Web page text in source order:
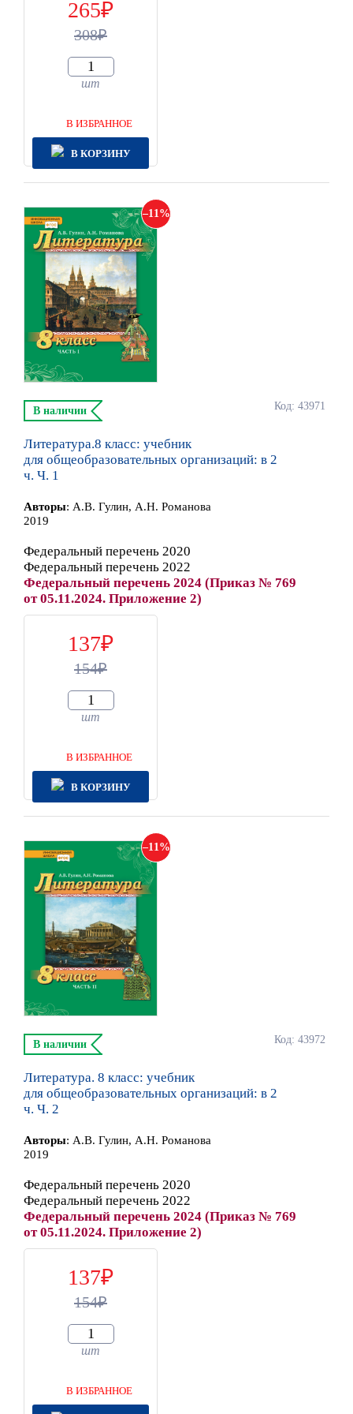
265
308
шт
В ИЗБРАННОЕ
В КОРЗИНУ
11
Код: 43971
В наличии
Литература.8 класс: учебник
для общеобразовательных организаций: в 2
ч. Ч. 1
Авторы: А.В. Гулин, А.Н. Романова
2019
Федеральный перечень 2020
Федеральный перечень 2022
Федеральный перечень 2024 (Приказ № 769
от 05.11.2024. Приложение 2)
137
154
шт
В ИЗБРАННОЕ
В КОРЗИНУ
11
Код: 43972
В наличии
Литература. 8 класс: учебник
для общеобразовательных организаций: в 2
ч. Ч. 2
Авторы: А.В. Гулин, А.Н. Романова
2019
Федеральный перечень 2020
Федеральный перечень 2022
Федеральный перечень 2024 (Приказ № 769
от 05.11.2024. Приложение 2)
137
154
шт
В ИЗБРАННОЕ